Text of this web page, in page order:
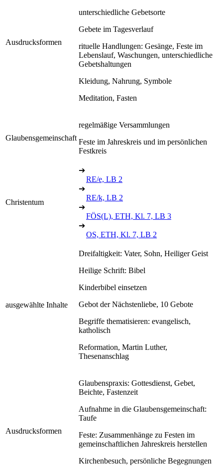
Ausdrucksformen
unterschiedliche Gebetsorte
Gebete im Tagesverlauf
rituelle Handlungen: Gesänge, Feste im
Lebenslauf, Waschungen, unterschiedliche
Gebetshaltungen
Kleidung, Nahrung, Symbole
Meditation, Fasten
Glaubensgemeinschaft
regelmäßige Versammlungen
Feste im Jahreskreis und im persönlichen
Festkreis
Christentum
➔
RE/e, LB 2
➔
RE/k, LB 2
➔
FÖS(L), ETH, Kl. 7, LB 3
➔
OS, ETH, Kl. 7, LB 2
ausgewählte Inhalte
Dreifaltigkeit: Vater, Sohn, Heiliger Geist
Heilige Schrift: Bibel
Kinderbibel einsetzen
Gebot der Nächstenliebe, 10 Gebote
Begriffe thematisieren: evangelisch,
katholisch
Reformation, Martin Luther,
Thesenanschlag
Ausdrucksformen
Glaubenspraxis: Gottesdienst, Gebet,
Beichte, Fastenzeit
Aufnahme in die Glaubensgemeinschaft:
Taufe
Feste: Zusammenhänge zu Festen im
gemeinschaftlichen Jahreskreis herstellen
Kirchenbesuch, persönliche Begegnungen